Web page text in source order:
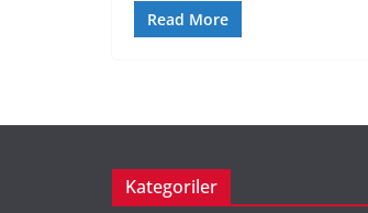
Read More
Kategoriler